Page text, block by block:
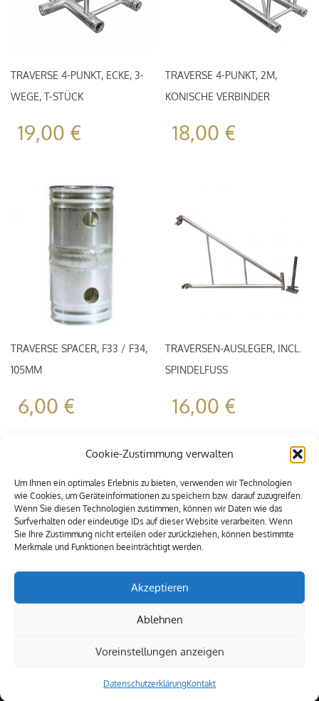
Cookie-Zustimmung verwalten
Um Ihnen ein optimales Erlebnis zu bieten, verwenden wir Technologien
wie Cookies, um Geräteinformationen zu speichern bzw. darauf zuzugreifen.
Wenn Sie diesen Technologien zustimmen, können wir Daten wie das
Surfverhalten oder eindeutige IDs auf dieser Website verarbeiten. Wenn
Sie Ihre Zustimmung nicht erteilen oder zurückziehen, können bestimmte
Merkmale und Funktionen beeinträchtigt werden.
Akzeptieren
Ablehnen
Voreinstellungen anzeigen
DatenschutzerklärungKontakt
TRAVERSE 4-PUNKT, ECKE, 3-
WEGE, T-STÜCK
19,00 €
TRAVERSE 4-PUNKT, 2M,
KONISCHE VERBINDER
18,00 €
TRAVERSE SPACER, F33 / F34,
105MM
6,00 €
TRAVERSEN-AUSLEGER, INCL.
SPINDELFUSS
16,00 €